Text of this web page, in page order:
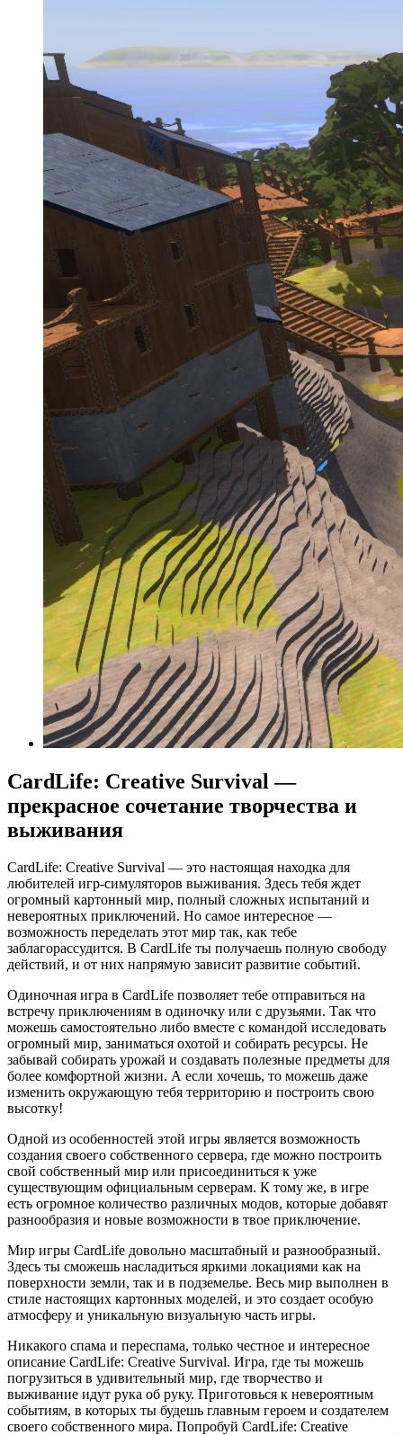
CardLife: Creative Survival —
прекрасное сочетание творчества и
выживания
CardLife: Creative Survival — это настоящая находка для
любителей игр-симуляторов выживания. Здесь тебя ждет
огромный картонный мир, полный сложных испытаний и
невероятных приключений. Но самое интересное —
возможность переделать этот мир так, как тебе
заблагорассудится. В CardLife ты получаешь полную свободу
действий, и от них напрямую зависит развитие событий.
Одиночная игра в CardLife позволяет тебе отправиться на
встречу приключениям в одиночку или с друзьями. Так что
можешь самостоятельно либо вместе с командой исследовать
огромный мир, заниматься охотой и собирать ресурсы. Не
забывай собирать урожай и создавать полезные предметы для
более комфортной жизни. А если хочешь, то можешь даже
изменить окружающую тебя территорию и построить свою
высотку!
Одной из особенностей этой игры является возможность
создания своего собственного сервера, где можно построить
свой собственный мир или присоединиться к уже
существующим официальным серверам. К тому же, в игре
есть огромное количество различных модов, которые добавят
разнообразия и новые возможности в твое приключение.
Мир игры CardLife довольно масштабный и разнообразный.
Здесь ты сможешь насладиться яркими локациями как на
поверхности земли, так и в подземелье. Весь мир выполнен в
стиле настоящих картонных моделей, и это создает особую
атмосферу и уникальную визуальную часть игры.
Никакого спама и переспама, только честное и интересное
описание CardLife: Creative Survival. Игра, где ты можешь
погрузиться в удивительный мир, где творчество и
выживание идут рука об руку. Приготовься к невероятным
событиям, в которых ты будешь главным героем и создателем
своего собственного мира. Попробуй CardLife: Creative